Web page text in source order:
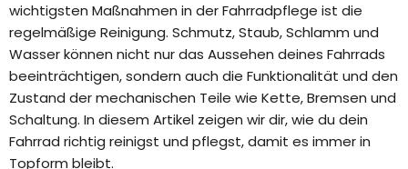
wichtigsten Maßnahmen in der Fahrradpflege ist die
regelmäßige Reinigung. Schmutz, Staub, Schlamm und
Wasser können nicht nur das Aussehen deines Fahrrads
beeinträchtigen, sondern auch die Funktionalität und den
Zustand der mechanischen Teile wie Kette, Bremsen und
Schaltung. In diesem Artikel zeigen wir dir, wie du dein
Fahrrad richtig reinigst und pflegst, damit es immer in
Topform bleibt.